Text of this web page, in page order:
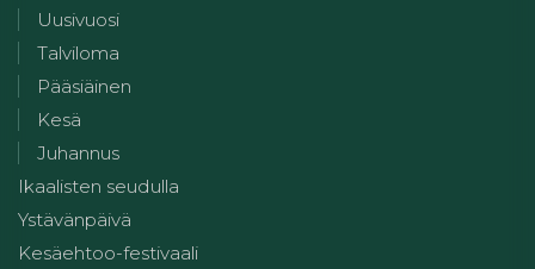
Uusivuosi
Talviloma
Pääsiäinen
Kesä
Juhannus
Ikaalisten seudulla
Ystävänpäivä
Kesäehtoo-festivaali